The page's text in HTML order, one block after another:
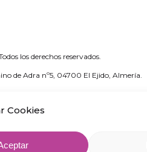
Cookies
los derechos reservados.
de Adra nº5, 04700 El Ejido, Almería.